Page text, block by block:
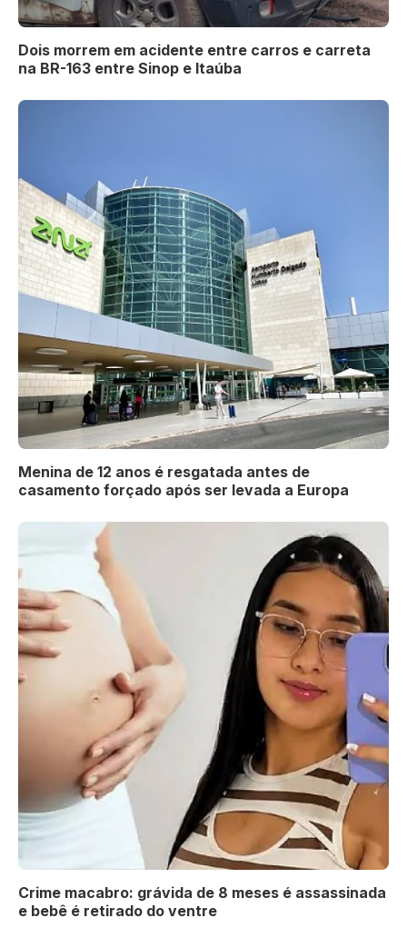
Dois morrem em acidente entre carros e carreta
na BR-163 entre Sinop e Itaúba
Menina de 12 anos é resgatada antes de
casamento forçado após ser levada a Europa
Crime macabro: grávida de 8 meses é assassinada
e bebê é retirado do ventre